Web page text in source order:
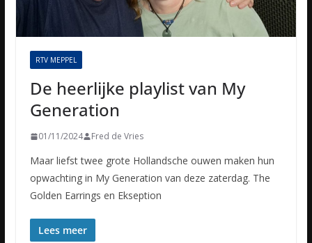
RTV MEPPEL
De heerlijke playlist van My
Generation
01/11/2024 Fred de Vries
Maar liefst twee grote Hollandsche ouwen maken hun
opwachting in My Generation van deze zaterdag. The
Golden Earrings en Ekseption
Lees meer